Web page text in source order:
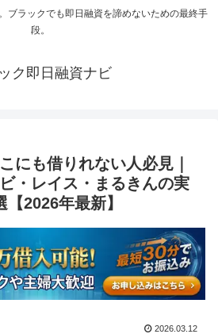
ブラックでも即日融資を諦めないための最終手
段。
ク即日融資ナビ
にも借りれない人必見｜
・レイス・まるきんの実
2026年最新】
2026.03.12